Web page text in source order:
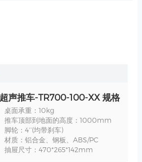
超声推车-TR700-100-XX 规格
桌面承重：10kg
推车顶部到地面的高度：1000mm
脚轮：4‘’(均带刹车)
材质：铝合金、钢板、ABS/PC
抽屉尺寸：470*265*142mm